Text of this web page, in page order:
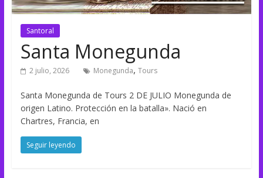
Santoral
Santa Monegunda
2 julio, 2026 Monegunda, Tours
Santa Monegunda de Tours 2 DE JULIO Monegunda de
origen Latino. Protección en la batalla». Nació en
Chartres, Francia, en
Seguir leyendo